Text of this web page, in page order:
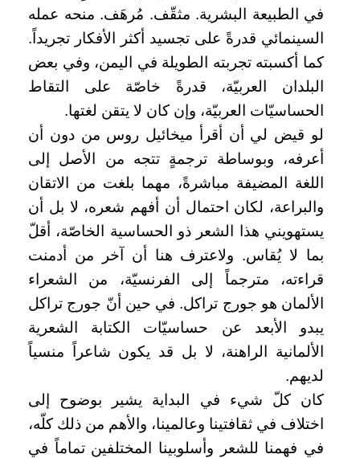
في الطبيعة البشرية. مثقّف. مُرهَف. منحه عمله
السينمائي قدرةً على تجسيد أكثر الأفكار تجريداً.
كما أكسبته تجربته الطويلة في اليمن، وفي بعض
البلدان العربيّة، قدرةً خاصّة على التقاط
الحساسيّات العربيّة، وإن كان لا يتقن لغتها.
لو قيض لي أن أقرأ ميخائيل روس من دون أن
أعرفه، وبوساطة ترجمةٍ تتجه من الأصل إلى
اللغة المضيفة مباشرةً، مهما بلغت من الاتقان
والبراعة، لكان احتمال أن أفهم شعره، لا بل أن
يستهويني هذا الشعر ذو الحساسية الخاصّة، أقلّ
بما لا يُقاس. ولاعترف هنا أن آخر من أدمنت
قراءته، مترجماً إلى الفرنسيّة، من الشعراء
الألمان هو جورج تراكل. في حين أنّ جورج تراكل
يبدو الأبعد عن حساسيّات الكتابة الشعرية
الألمانية الراهنة، لا بل قد يكون شاعراً منسياً
لديهم.
كان كلّ شيء في البداية يشير بوضوح إلى
اختلاف في ثقافتينا وعالمينا، والأهم من ذلك كلّه،
في فهمنا للشعر وأسلوبينا المختلفين تماماً في